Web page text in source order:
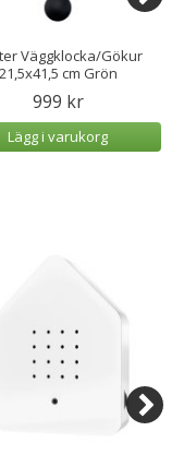
Väggklocka/Gökur
21,5x41,5 cm Grön
999 kr
Lägg i varukorg